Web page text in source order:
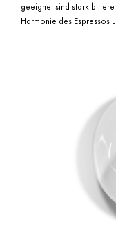
geeignet sind stark
Harmonie des Espressos